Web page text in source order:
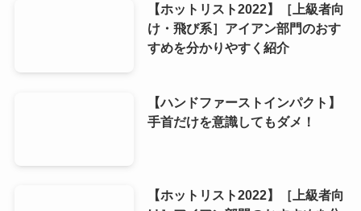
【ホットリスト2022】［上級者向
け・飛び系］アイアン部門のおす
すめを分かりやすく紹介
【ハンドファーストインパクト】
手首だけを意識してもダメ！
【ホットリスト2022】［上級者向